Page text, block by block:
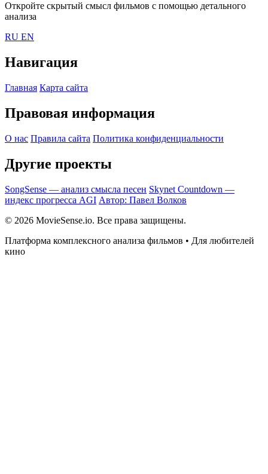
Откройте скрытый смысл фильмов с помощью детального
анализа
RU EN
Навигация
Главная Карта сайта
Правовая информация
О нас Правила сайта Политика конфиденциальности
Другие проекты
SongSense — анализ смысла песен Skynet Countdown —
индекс прогресса AGI Автор: Павел Волков
© 2026 MovieSense.io. Все права защищены.
Платформа комплексного анализа фильмов • Для любителей
кино